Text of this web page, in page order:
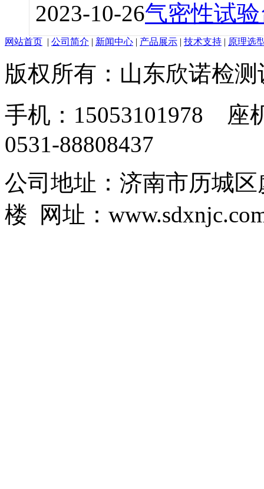
2023-10-26气密性试
网站首页 | 公司简介 | 新闻中心 | 产品展示 | 技术支持 | 原理选
版权所有：山东欣诺检
手机：15053101978 座
0531-88808437
公司地址：济南市历城
楼 网址：